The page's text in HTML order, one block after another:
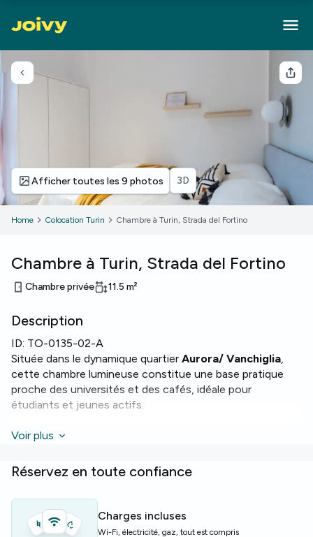
Retour
Afficher toutes les 9 photos 3D
Home Colocation Turin Chambre à Turin, Strada del Fortino
Chambre à Turin, Strada del Fortino
Chambre privée 11.5 m²
Description
ID: TO-0135-02-A
Située dans le dynamique quartier Aurora/ Vanchiglia,
cette chambre lumineuse constitue une base pratique
proche des universités et des cafés, idéale pour
étudiants et jeunes actifs.
Chambre avec lit Queen Size d'environ 11,5 m² et accès
cuisine équipée avec four,micro-ondes
L'immeuble facilite les déplacements à vélo grâce à un
parking vélos
, complétant les atouts pratiques du
Voir plus
Réservez en toute confiance
Charges incluses
Wi-Fi, électricité, gaz, tout est compris